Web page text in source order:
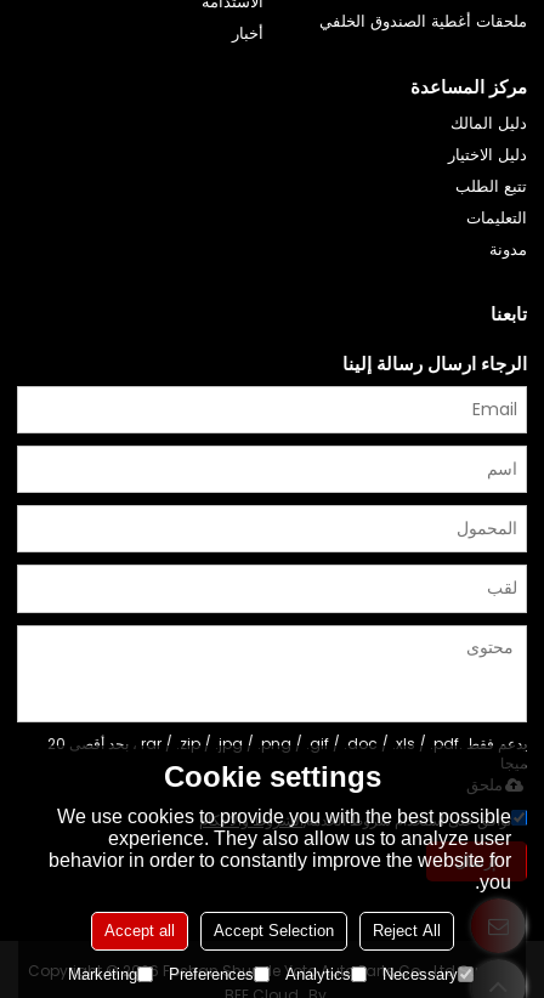
ملحقات أغطية الصندوق الخلفي
أخبار
مركز المساعدة
دليل المالك
دليل الاختيار
تتبع الطلب
التعليمات
مدونة
تابعنا
الرجاء ارسال رسالة إلينا
يدعم فقط .rar / .zip / .jpg / .png / .gif / .doc / .xls / .pdf ، بحد أقصى 20
ميجا
ملحق
توافق على استخدام شروط الخدمة,الشروط والاحكام
إرسال
Copyright © 2026 Foshan Shunde Yoto Auto Parts Co., LtdSupport
Cookie settings
We use cookies to provide you with the best possible
experience. They also allow us to analyze user
behavior in order to constantly improve the website for
you.
Reject All
Accept Selection
Accept all
Necessary
Analytics
Preferences
Marketing